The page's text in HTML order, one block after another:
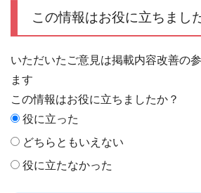
この情報はお役に立ちまし
いただいたご意見は掲載内容改善の
ます
この情報はお役に立ちましたか？
役に立った
どちらともいえない
役に立たなかった